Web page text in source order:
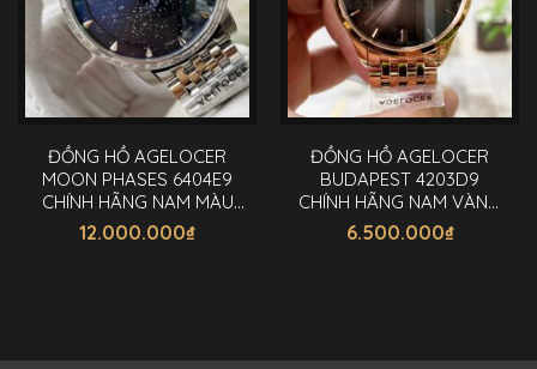
ĐỒNG HỒ AGELOCER
MOON PHASES 6404E9
CHÍNH HÃNG NAM MÀU
XANH 40MM
12.000.000₫
ĐỒNG HỒ AGELOCER
BUDAPEST 4203D9
CHÍNH HÃNG NAM VÀNG
GOLD 40MM
6.500.000₫